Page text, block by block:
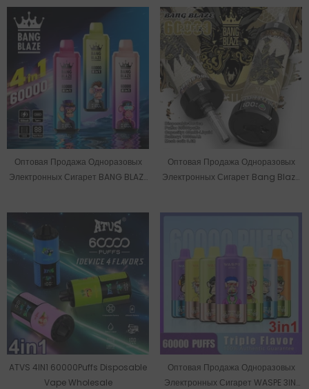
Оптовая Продажа Одноразовых
Электронных Сигарет BANG BLAZE
Оптовая Продажа Одноразовых
Электронных Сигарет Bang Blaze
ATVS 4IN1 60000Puffs Disposable
Vape Wholesale
Оптовая Продажа Одноразовых
Электронных Сигарет WASPE 3IN1